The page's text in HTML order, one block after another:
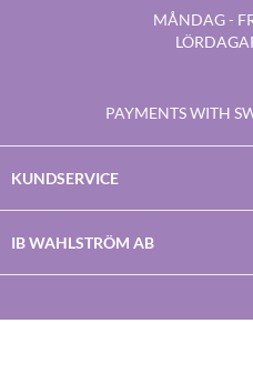
MÅNDAG -
PAYMENTS WITH
KUNDSERVICE
IB WAHLSTRÖM AB